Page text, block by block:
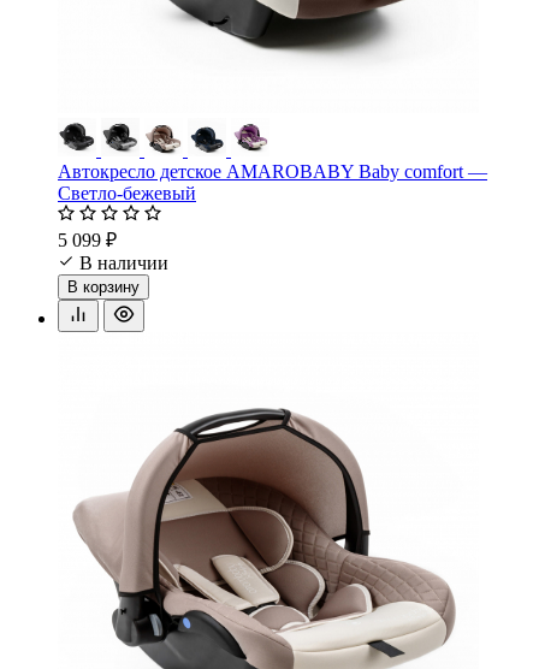
Автокресло детское AMAROBABY Baby comfort —
Светло-бежевый
5 099 ₽
В наличии
В корзину